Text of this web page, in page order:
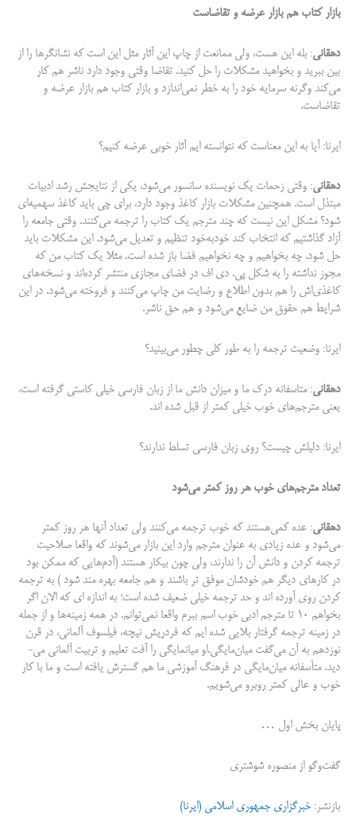
بازار کتاب هم بازار عرضه و تقاضاست
دهقانی: بله این هست، ولی ممانعت از چاپ این آثار مثل این است که نشانگرها را از
بین ببرید و بخواهید مشکلات را حل کنید. تقاضا وقتی وجود دارد ناشر هم کار
می‌کند وگرنه سرمایه خود را به خطر نمی‌­اندازد و بازار کتاب هم بازار عرضه و
تقاضاست.
ایرنا: آیا به این معناست که نتوانسته ایم آثار خوبی عرضه کنیم؟
دهقانی: وقتی زحمات یک نویسنده سانسور می‌شود، یکی از نتایجش رشد ادبیات
مبتذل است. همچنین مشکلات بازار کاغذ وجود دارد، برای چی باید کاغذ سهمیه‌ای
شود؟ مشکل این نیست که چند مترجم یک کتاب را ترجمه می‌کنند. وقتی جامعه را
آزاد گذاشتیم که انتخاب کند خودبه‌خود تنظیم و تعدیل می­‌شود. این مشکلات باید
حل شود. چه بخواهیم و چه نخواهیم فضا باز شده است. مثلا یک کتاب من که
مجوز نداشته را به شکل پی. دی اف در فضای مجازی منتشر کرده‌­اند و نسخه­‌های
کاغذی­‌اش را هم بدون اطلاع و رضایت من چاپ می­‌کنند و فروخته می‌شود. در این
شرایط هم حقوق من ضایع می‌شود و هم حق ناشر.
ایرنا: وضعیت ترجمه را به طور کلی چطور می‌بینید؟
دهقانی: متاسفانه درک ما و میزان دانش ما از زبان فارسی خیلی کاستی گرفته است،
یعنی مترجم‌­های خوب خیلی کمتر از قبل شده ­اند.
ایرنا: دلیلش چیست؟ روی زبان فارسی تسلط ندارند؟
تعداد مترجم‌های خوب هر روز کمتر می‌شود
دهقانی: عده کمی‌هستند که خوب ترجمه می‌کنند ولی تعداد آنها هر روز کمتر
می‌شود و عده زیادی به عنوان مترجم وارد این بازار می‌شوند که واقعا صلاحیت
ترجمه کردن و دانش آن را ندارند، ولی چون بیکار هستند (آدم‌هایی که ممکن بود
در کارهای دیگر هم خودشان موفق تر باشند و هم جامعه بهره مند شود ) به ترجمه
کردن روی آورده اند و حد ترجمه خیلی ضعیف شده است؛ به اندازه ای که الان اگر
بخواهم ۱۰ تا مترجم ادبی خوب اسم ببرم واقعا نمی‌توانم. در همه زمینه‌ها و از جمله
در زمینه ترجمه گرفتار بلایی شده ایم که فردریش نیچه، فیلسوف آلمانی، در قرن
نوزدهم به آن می‌گفت میان‌مایگی.او میان­مایگی را آفت تعلیم و تربیت آلمانی می­
دید. متأسفانه میان‌مایگی در فرهنگ آموزشی ما هم گسترش یافته است و ما با کار
خوب و عالی کمتر روبرو می‌شویم.
پایان بخش اول …
گفت‌وگو از منصوره شوشتری
بازنشر:خبرگزاری جمهوری اسلامی (ایرنا)